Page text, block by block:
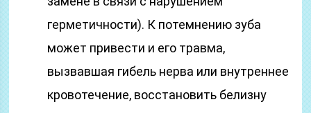
герметичности). К потемнению зуба
может привести и его травма,
вызвавшая гибель нерва или внутреннее
кровотечение, восстановить белизну